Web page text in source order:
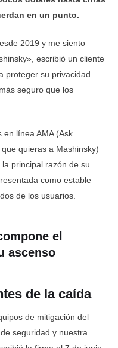
en un punto.
2019 y me siento
escribió un cliente
proteger su privacidad.
seguro que los
en línea AMA (Ask
quieras a Mashinsky)
principal razón de su
como estable
de los usuarios.
el
ascenso
de la caída
de mitigación del
seguridad y nuestra